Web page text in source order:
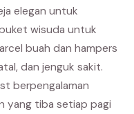
elegan untuk
wisuda untuk
buah dan hampers
dan jenguk sakit.
berpengalaman
yang tiba setiap pagi